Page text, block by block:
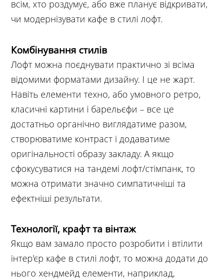
всім, хто роздумує, або вже планує відкривати,
чи модернізувати кафе в стилі лофт.
Комбінування стилів
Лофт можна поєднувати практично зі всіма
відомими форматами дизайну. І це не жарт.
Навіть елементи техно, або умовного ретро,
класичні картини і барельєфи – все це
достатньо органічно виглядатиме разом,
створюватиме контраст і додаватиме
оригінальності образу закладу. А якщо
сфокусуватися на тандемі лофт/стімпанк, то
можна отримати значно симпатичніші та
ефектніші результати.
Технології, крафт та вінтаж
Якщо вам замало просто розробити і втілити
інтер'єр кафе в стилі лофт, то можна додати до
нього хендмейд елементи, наприклад,